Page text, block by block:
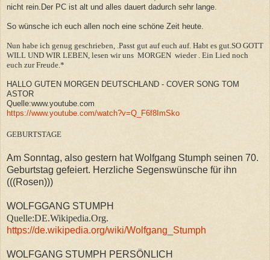
nicht rein.Der PC ist alt und alles dauert dadurch sehr lange.
So wünsche ich euch allen noch eine schöne Zeit heute.
Nun habe ich genug geschrieben, . Passt gut auf euch auf. Habt es gut.SO GOTT
WILL UND WIR LEBEN, lesen wir uns MORGEN wieder . Ein Lied noch
euch zur Freude.*
HALLO GUTEN MORGEN DEUTSCHLAND - COVER SONG TOM
ASTOR
Quelle:www.youtube.com
https://www.youtube.com/watch?v=Q_F6f8ImSko
GEBURTSTAGE
Am Sonntag, also gestern hat Wolfgang Stumph seinen 70.
Geburtstag gefeiert. Herzliche Segenswünsche für ihn
(((Rosen)))
WOLFGGANG STUMPH
Quelle:DE.Wikipedia.Org.
https://de.wikipedia.org/wiki/Wolfgang_Stumph
WOLFGANG STUMPH PERSÖNLICH